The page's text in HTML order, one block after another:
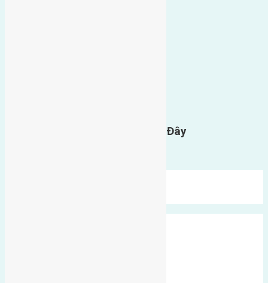
Gửi Tin Nhắn Cho Chúng Tôi Ở Đây